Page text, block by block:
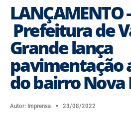
LANÇAMENTO
Prefeitura de
Grande lança
pavimentação
do bairro Nova
Autor: Imprensa 23/08/2022